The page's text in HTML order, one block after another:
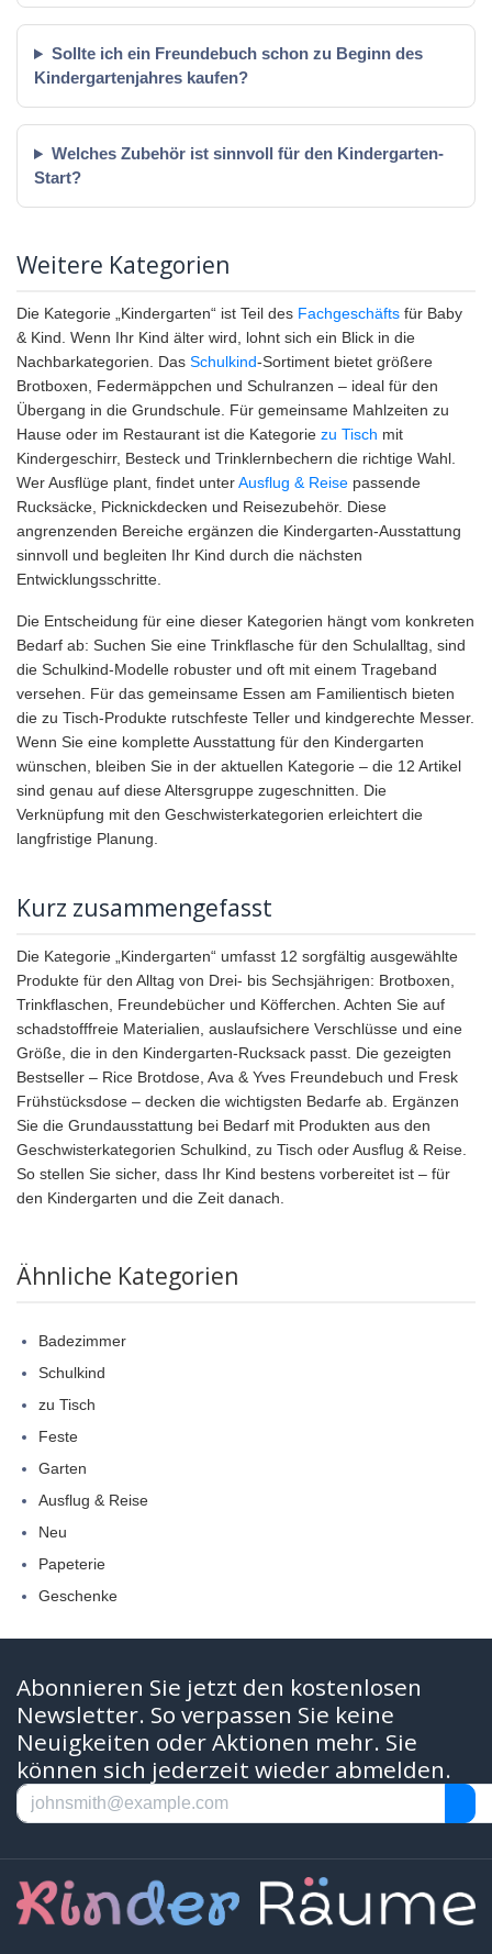
Sollte ich ein Freundebuch schon zu Beginn des
Kindergartenjahres kaufen?
Welches Zubehör ist sinnvoll für den Kindergarten-
Start?
Weitere Kategorien
Die Kategorie „Kindergarten“ ist Teil des Fachgeschäfts für Baby
& Kind. Wenn Ihr Kind älter wird, lohnt sich ein Blick in die
Nachbarkategorien. Das Schulkind-Sortiment bietet größere
Brotboxen, Federmäppchen und Schulranzen – ideal für den
Übergang in die Grundschule. Für gemeinsame Mahlzeiten zu
Hause oder im Restaurant ist die Kategorie zu Tisch mit
Kindergeschirr, Besteck und Trinklernbechern die richtige Wahl.
Wer Ausflüge plant, findet unterAusflug & Reise passende
Rucksäcke, Picknickdecken und Reisezubehör. Diese
angrenzenden Bereiche ergänzen die Kindergarten-Ausstattung
sinnvoll und begleiten Ihr Kind durch die nächsten
Entwicklungsschritte.
Die Entscheidung für eine dieser Kategorien hängt vom konkreten
Bedarf ab: Suchen Sie eine Trinkflasche für den Schulalltag, sind
die Schulkind-Modelle robuster und oft mit einem Trageband
versehen. Für das gemeinsame Essen am Familientisch bieten
die zu Tisch-Produkte rutschfeste Teller und kindgerechte Messer.
Wenn Sie eine komplette Ausstattung für den Kindergarten
wünschen, bleiben Sie in der aktuellen Kategorie – die 12 Artikel
sind genau auf diese Altersgruppe zugeschnitten. Die
Verknüpfung mit den Geschwisterkategorien erleichtert die
langfristige Planung.
Kurz zusammengefasst
Die Kategorie „Kindergarten“ umfasst 12 sorgfältig ausgewählte
Produkte für den Alltag von Drei- bis Sechsjährigen: Brotboxen,
Trinkflaschen, Freundebücher und Köfferchen. Achten Sie auf
schadstofffreie Materialien, auslaufsichere Verschlüsse und eine
Größe, die in den Kindergarten-Rucksack passt. Die gezeigten
Bestseller – Rice Brotdose, Ava & Yves Freundebuch und Fresk
Frühstücksdose – decken die wichtigsten Bedarfe ab. Ergänzen
Sie die Grundausstattung bei Bedarf mit Produkten aus den
Geschwisterkategorien Schulkind, zu Tisch oder Ausflug & Reise.
So stellen Sie sicher, dass Ihr Kind bestens vorbereitet ist – für
den Kindergarten und die Zeit danach.
Ähnliche Kategorien
Badezimmer
Schulkind
zu Tisch
Feste
Garten
Ausflug & Reise
Neu
Papeterie
Geschenke
Abonnieren Sie jetzt den kostenlosen
Newsletter. So verpassen Sie keine
Neuigkeiten oder Aktionen mehr. Sie
können sich jederzeit wieder abmelden.